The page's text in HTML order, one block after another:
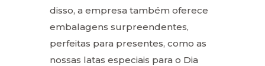
disso, a empresa também oferece
embalagens surpreendentes,
perfeitas para presentes, como as
nossas latas especiais para o Dia